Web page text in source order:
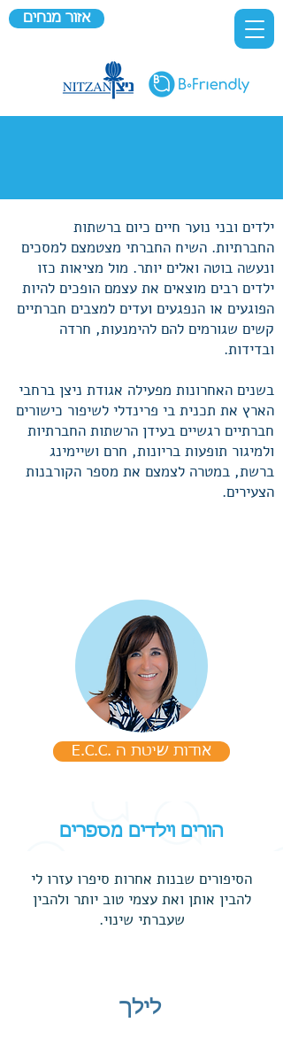
אזור מנחים
ילדים ובני נוער חיים כיום ברשתות
החברתיות. השיח החברתי מצטמצם למסכים
ונעשה בוטה ואלים יותר. מול מציאות כזו
ילדים רבים מוצאים את עצמם הופכים להיות
הפוגעים או הנפגעים ועדים למצבים חברתיים
קשים שגורמים להם להימנעות, חרדה
ובדידות.
בשנים האחרונות מפעילה אגודת ניצן ברחבי
הארץ את תכנית בי פרינדלי לשיפור כישורים
חברתיים רגשיים בעידן הרשתות החברתיות
ולמיגור תופעות בריונות, חרם ושיימינג
ברשת, במטרה לצמצם את מספר הקורבנות
הצעירים.
E.C.C. אודות שיטת ה
הורים וילדים מספרים
הסיפורים שבנות אחרות סיפרו עזרו לי
להבין אותן ואת עצמי טוב יותר ולהבין
שעברתי שינוי.
לילך